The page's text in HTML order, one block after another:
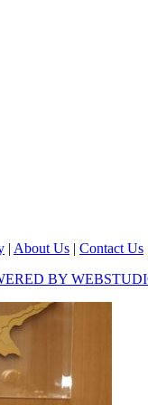
| About Us | Contact Us
BY